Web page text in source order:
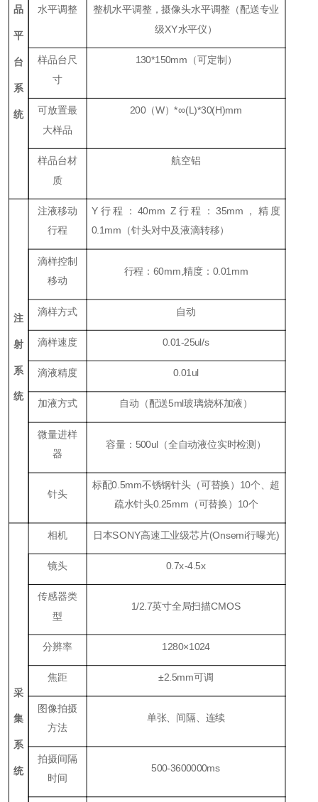
品
平
台
系
统
水平调整
整机水平调整，摄像头水平调整（配送专业
级XY水平仪）
样品台尺
寸
130*150mm （可定制）
可放置最
大样品
200（W）*∞(L)*30(H)mm
样品台材
质
航空铝
注
射
系
统
注液移动
行程
Y行程：40mm Z行程：35mm，精度
0.1mm（针头对中及液滴转移）
滴样控制
移动
行程：60mm,精度：0.01mm
滴样方式 自动
滴样速度 0.01-25ul/s
滴液精度 0.01ul
加液方式 自动（配送5ml玻璃烧杯加液）
微量进样
器
容量：500ul（全自动液位实时检测）
针头
标配0.5mm不锈钢针头（可替换）10个、超
疏水针头0.25mm（可替换）10个
采
集
系
统
相机 日本SONY高速工业级芯片(Onsemi行曝光)
镜头 0.7x-4.5x
传感器类
型
1/2.7英寸全局扫描CMOS
分辨率 1280×1024
焦距 ±2.5mm可调
图像拍摄
方法
单张、间隔、连续
拍摄间隔
时间
500-3600000ms